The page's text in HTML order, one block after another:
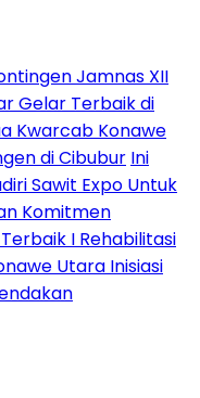
Jamnas XII
Gelar Terbaik di
Kwarcab Konawe
di Cibubur Ini
Sawit Expo Untuk
Komitmen
I Rehabilitasi
Utara Inisiasi